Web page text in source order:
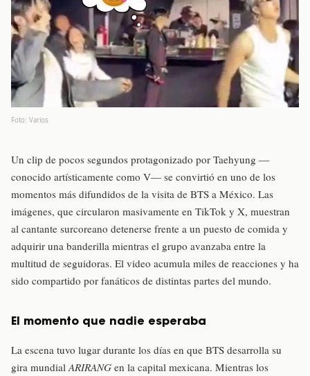
Foto: Varios
Un clip de pocos segundos protagonizado por Taehyung —
conocido artísticamente como V— se convirtió en uno de los
momentos más difundidos de la visita de BTS a México. Las
imágenes, que circularon masivamente en TikTok y X, muestran
al cantante surcoreano detenerse frente a un puesto de comida y
adquirir una banderilla mientras el grupo avanzaba entre la
multitud de seguidoras. El video acumula miles de reacciones y ha
sido compartido por fanáticos de distintas partes del mundo.
El momento que nadie esperaba
La escena tuvo lugar durante los días en que BTS desarrolla su
gira mundial ARIRANG en la capital mexicana. Mientras los